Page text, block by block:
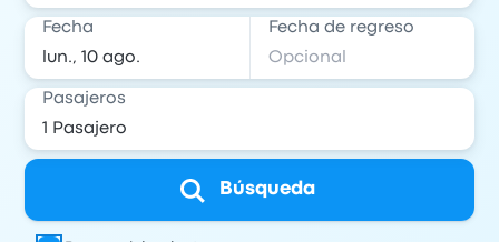
Fecha Fecha de regreso
Pasajeros
Búsqueda